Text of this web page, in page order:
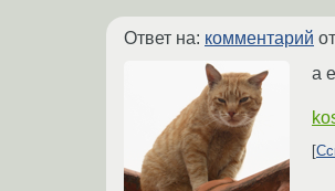
Ответ на: комментарий
а